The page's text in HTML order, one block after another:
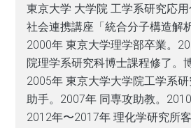
東京大学 大学院 工学系研究応
社会連携講座「統合分子構造解
2000年 東京大学理学部卒業。
院理学系研究科博士課程修了。
2005年 東京大学大学院工学系
助手。2007年 同専攻助教。
2012年〜2017年 理化学研究所